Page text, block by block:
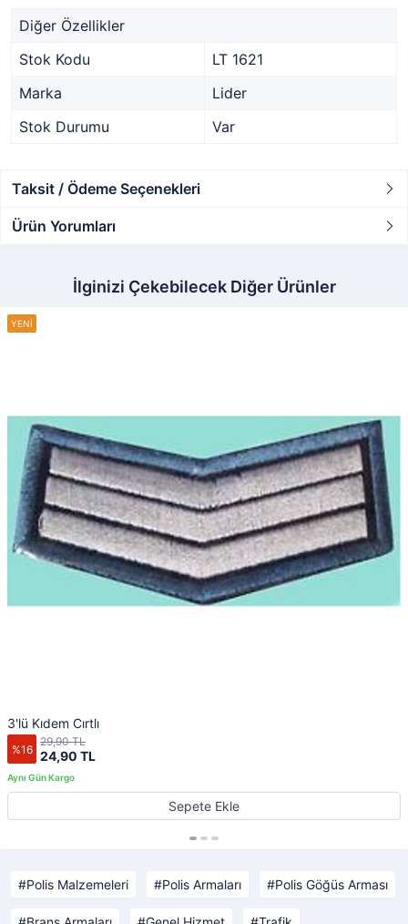
Diğer Özellikler
Stok Kodu
LT 1621
Marka
Lider
Stok Durumu
Var
Taksit / Ödeme Seçenekleri
Ürün Yorumları
İlginizi Çekebilecek Diğer Ürünler
3'lü Kıdem Cırtlı
%16 24,90 TL
29,90 TL
Sepete Ekle
Polis Malzemeleri Polis Armaları Polis Göğüs Arması